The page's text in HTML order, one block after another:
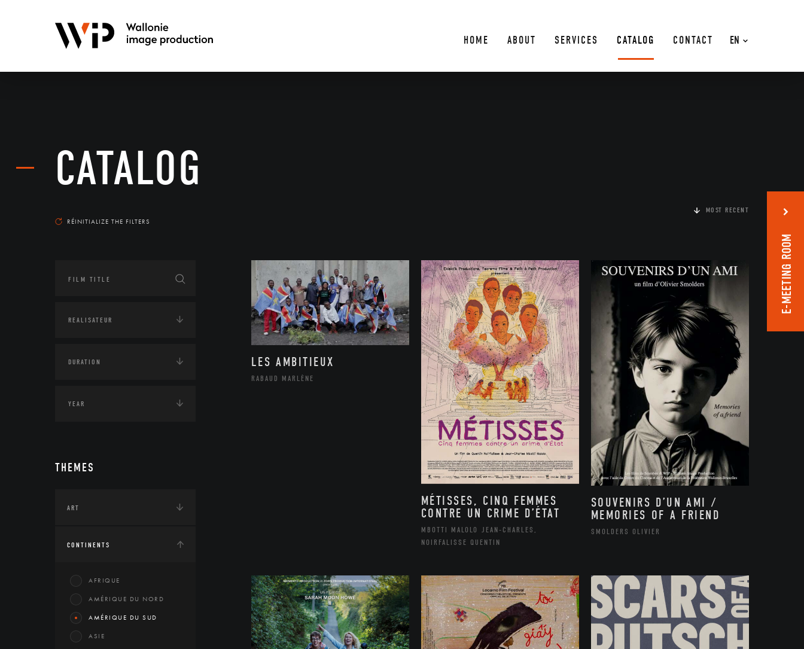
EN
HOME ABOUT SERVICES CATALOG CONTACT
CATALOG
RÉINITIALIZE THE FILTERS
THEMES
ART
CONTINENTS
AFRIQUE
AMÉRIQUE DU NORD
AMÉRIQUE DU SUD
ASIE
MOST RECENT
LES AMBITIEUX
RABAUD MARLÈNE
MÉTISSES, CINQ FEMMES
CONTRE UN CRIME D’ÉTAT
MBOTTI MALOLO JEAN-CHARLES,
NOIRFALISSE QUENTIN
SOUVENIRS D’UN AMI /
MEMORIES OF A FRIEND
SMOLDERS OLIVIER
E-MEETING ROOM